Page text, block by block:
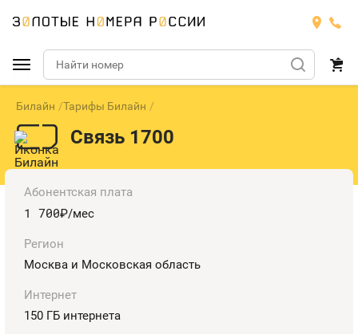
Подобрать номер
МТС
МТС
Билайн
Тарифы
МЕГАФОН
Тарифы
Номера
Теле2
Йота
Билайн Тарифы Билайн
Связь 1700
Абонентская плата
1 700руб./мес
Регион
Москва и Московская область
Интернет
150 ГБ интернета